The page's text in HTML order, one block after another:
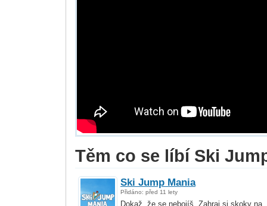
Těm co se líbí Ski
Ski Jump Mania
Přidáno: před 11 lety
Dokaž, že se nebojíš. Zahraj si skoky na